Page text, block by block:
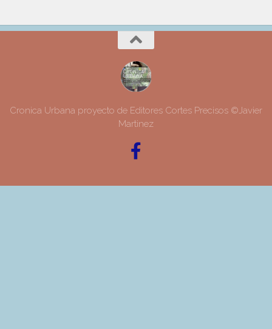
Cronica Urbana proyecto de Editores Cortes Precisos ©Javier
Martinez